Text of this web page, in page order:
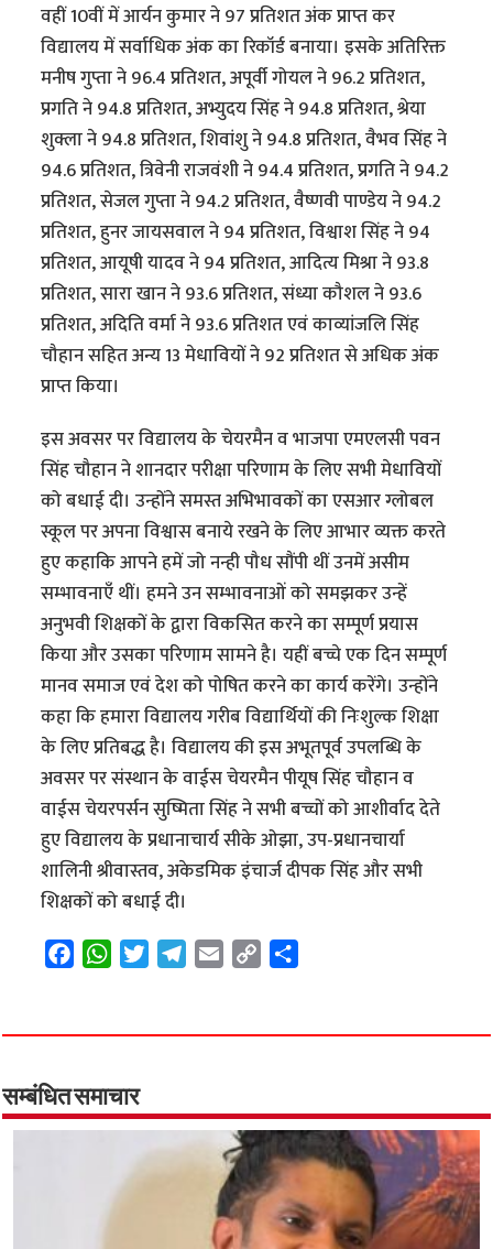
वहीं 10वीं में आर्यन कुमार ने 97 प्रतिशत अंक प्राप्त कर
विद्यालय में सर्वाधिक अंक का रिकॉर्ड बनाया। इसके अतिरिक्त
मनीष गुप्ता ने 96.4 प्रतिशत, अपूर्वी गोयल ने 96.2 प्रतिशत,
प्रगति ने 94.8 प्रतिशत, अभ्युदय सिंह ने 94.8 प्रतिशत, श्रेया
शुक्ला ने 94.8 प्रतिशत, शिवांशु ने 94.8 प्रतिशत, वैभव सिंह ने
94.6 प्रतिशत, त्रिवेनी राजवंशी ने 94.4 प्रतिशत, प्रगति ने 94.2
प्रतिशत, सेजल गुप्ता ने 94.2 प्रतिशत, वैष्णवी पाण्डेय ने 94.2
प्रतिशत, हुनर जायसवाल ने 94 प्रतिशत, विश्वाश सिंह ने 94
प्रतिशत, आयूषी यादव ने 94 प्रतिशत, आदित्य मिश्रा ने 93.8
प्रतिशत, सारा खान ने 93.6 प्रतिशत, संध्या कौशल ने 93.6
प्रतिशत, अदिति वर्मा ने 93.6 प्रतिशत एवं काव्यांजलि सिंह
चौहान सहित अन्य 13 मेधावियों ने 92 प्रतिशत से अधिक अंक
प्राप्त किया।
इस अवसर पर विद्यालय के चेयरमैन व भाजपा एमएलसी पवन
सिंह चौहान ने शानदार परीक्षा परिणाम के लिए सभी मेधावियों
को बधाई दी। उन्होंने समस्त अभिभावकों का एसआर ग्लोबल
स्कूल पर अपना विश्वास बनाये रखने के लिए आभार व्यक्त करते
हुए कहाकि आपने हमें जो नन्ही पौध सौंपी थीं उनमें असीम
सम्भावनाएँ थीं। हमने उन सम्भावनाओं को समझकर उन्हें
अनुभवी शिक्षकों के द्वारा विकसित करने का सम्पूर्ण प्रयास
किया और उसका परिणाम सामने है। यहीं बच्चे एक दिन सम्पूर्ण
मानव समाज एवं देश को पोषित करने का कार्य करेंगे। उन्होंने
कहा कि हमारा विद्यालय गरीब विद्यार्थियों की निःशुल्क शिक्षा
के लिए प्रतिबद्ध है। विद्यालय की इस अभूतपूर्व उपलब्धि के
अवसर पर संस्थान के वाईस चेयरमैन पीयूष सिंह चौहान व
वाईस चेयरपर्सन सुष्मिता सिंह ने सभी बच्चों को आशीर्वाद देते
हुए विद्यालय के प्रधानाचार्य सीके ओझा, उप-प्रधानचार्या
शालिनी श्रीवास्तव, अकेडमिक इंचार्ज दीपक सिंह और सभी
शिक्षकों को बधाई दी।
e
o
o
W
t
A
p
t
r
e
a
m
i
y
n
k
r
सम्बंधित समाचार